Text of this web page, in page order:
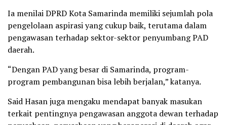
Ia menilai DPRD Kota Samarinda memiliki sejumlah pola
pengelolaan aspirasi yang cukup baik, terutama dalam
pengawasan terhadap sektor-sektor penyumbang PAD
daerah.
“Dengan PAD yang besar di Samarinda, program-
program pembangunan bisa lebih berjalan,” katanya.
Said Hasan juga mengaku mendapat banyak masukan
terkait pentingnya pengawasan anggota dewan terhadap